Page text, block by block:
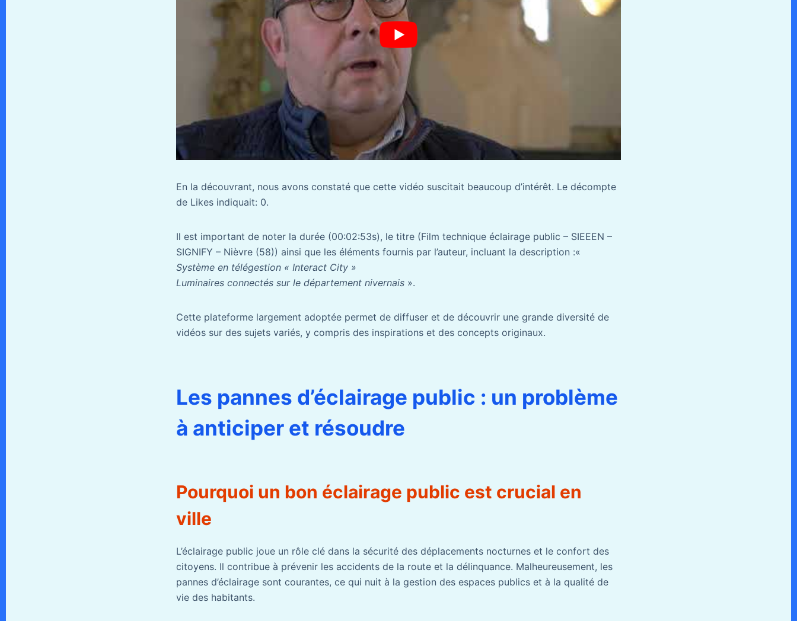
En la découvrant, nous avons constaté que cette vidéo suscitait beaucoup d’intérêt. Le décompte
de Likes indiquait: 0.
Il est important de noter la durée (00:02:53s), le titre (Film technique éclairage public – SIEEEN –
SIGNIFY – Nièvre (58)) ainsi que les éléments fournis par l’auteur, incluant la description :«
Système en télégestion « Interact City »
Luminaires connectés sur le département nivernais ».
Cette plateforme largement adoptée permet de diffuser et de découvrir une grande diversité de
vidéos sur des sujets variés, y compris des inspirations et des concepts originaux.
Les pannes d’éclairage public : un problème
à anticiper et résoudre
Pourquoi un bon éclairage public est crucial en
ville
L’éclairage public joue un rôle clé dans la sécurité des déplacements nocturnes et le confort des
citoyens. Il contribue à prévenir les accidents de la route et la délinquance. Malheureusement, les
pannes d’éclairage sont courantes, ce qui nuit à la gestion des espaces publics et à la qualité de
vie des habitants.